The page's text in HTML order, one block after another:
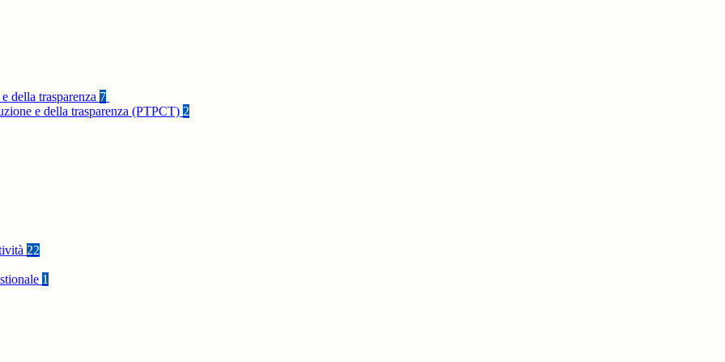
della trasparenza 7
e della trasparenza (PTPCT) 2
22
1